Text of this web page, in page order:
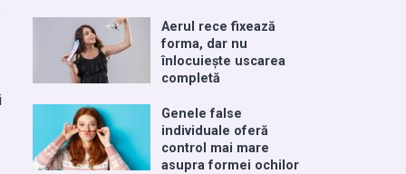
Aerul rece fixează
forma, dar nu
înlocuiește uscarea
completă
Genele false
individuale oferă
control mai mare
asupra formei ochilor